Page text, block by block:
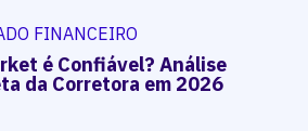
FINANCEIRO
é Confiável? Análise
da Corretora em 2026